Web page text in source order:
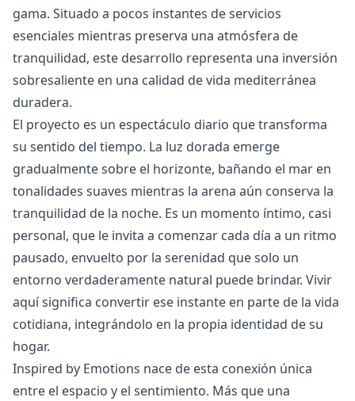
‌gama. ‌Situado ‌a pocos instantes de servicios
‌esenciales ‌mientras ‌preserva una atmósfera ‌de
‌tranquilidad, ‌este ‌desarrollo representa ‌una inversión
sobresaliente ‌en ‌una ‌calidad ‌de ‌vida ‌mediterránea
‌duradera.
El proyecto es un espectáculo diario que transforma
su sentido del tiempo. La luz dorada emerge
gradualmente sobre el horizonte, bañando el mar en
tonalidades suaves mientras la arena aún conserva la
tranquilidad de la noche. Es un momento íntimo, casi
personal, que le invita a comenzar cada día a un ritmo
pausado, envuelto por la serenidad que solo un
entorno verdaderamente natural puede brindar. Vivir
aquí significa convertir ese instante en parte de la vida
cotidiana, integrándolo en la propia identidad de su
hogar.
Inspired by Emotions nace de esta conexión única
entre el espacio y el sentimiento. Más que una